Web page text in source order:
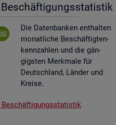
Die Da­ten­ban­ken ent­hal­ten
mo­nat­li­che Be­schäf­tig­ten­
kenn­zah­len und die gän­
gigs­ten Merk­ma­le für
Deutsch­land, Län­der und
Krei­se.
Be­schäf­ti­gungs­sta­tis­tik